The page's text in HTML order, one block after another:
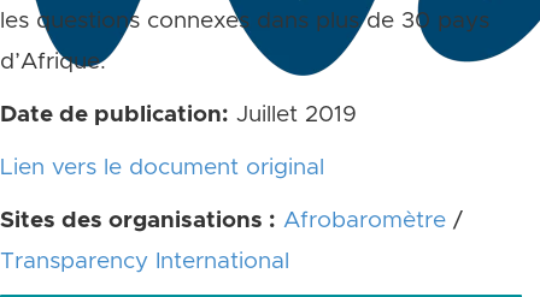
les questions connexes dans plus de 30 pays
d’Afrique.
Date de publication: Juillet 2019
Lien vers le document original
Sites des organisations : Afrobaromètre /
Transparency International